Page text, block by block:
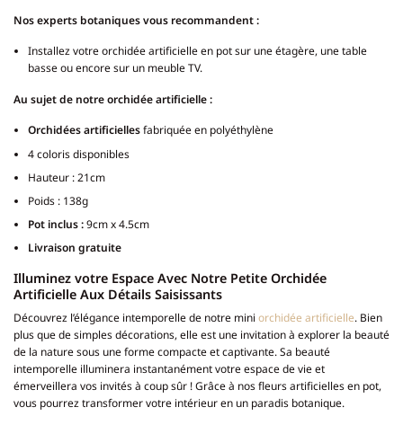
Nos experts botaniques vous recommandent :
Installez votre orchidée artificielle en pot sur une étagère, une table
basse ou encore sur un meuble TV.
Au sujet de notre orchidée artificielle :
Orchidées artificiellesfabriquée en polyéthylène
4 coloris disponibles
Hauteur : 21cm
Poids : 138g
Pot inclus :9cm x 4.5cm
Livraison gratuite
Illuminez votre Espace Avec Notre Petite Orchidée
Artificielle Aux Détails Saisissants
Découvrez l’élégance intemporelle de notre mini orchidée artificielle. Bien
plus que de simples décorations, elle est une invitation à explorer la beauté
de la nature sous une forme compacte et captivante. Sa beauté
intemporelle illuminera instantanément votre espace de vie et
émerveillera vos invités à coup sûr ! Grâce à nos fleurs artificielles en pot,
vous pourrez transformer votre intérieur en un paradis botanique.